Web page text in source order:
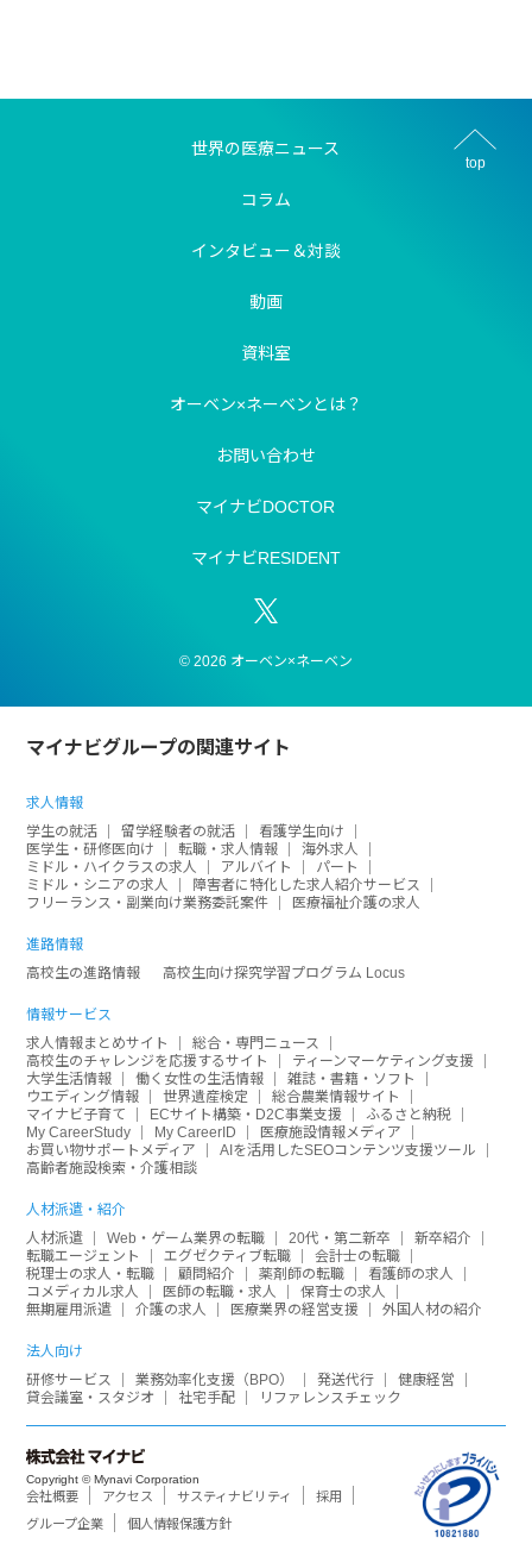
top
世界の医療ニュース
コラム
インタビュー＆対談
動画
資料室
オーベン×ネーベンとは？
お問い合わせ
マイナビDOCTOR
マイナビRESIDENT
© 2026 オーベン×ネーベン
マイナビグループの関連サイト
求人情報
学生の就活
留学経験者の就活
看護学生向け
医学生・研修医向け
転職・求人情報
海外求人
ミドル・ハイクラスの求人
アルバイト
パート
ミドル・シニアの求人
障害者に特化した求人紹介サービス
フリーランス・副業向け業務委託案件
医療福祉介護の求人
進路情報
高校生の進路情報
高校生向け探究学習プログラム Locus
情報サービス
求人情報まとめサイト
総合・専門ニュース
高校生のチャレンジを応援するサイト
ティーンマーケティング支援
大学生活情報
働く女性の生活情報
雑誌・書籍・ソフト
ウエディング情報
世界遺産検定
総合農業情報サイト
マイナビ子育て
ECサイト構築・D2C事業支援
ふるさと納税
My CareerStudy
My CareerID
医療施設情報メディア
お買い物サポートメディア
AIを活用したSEOコンテンツ支援ツール
高齢者施設検索・介護相談
人材派遣・紹介
人材派遣
Web・ゲーム業界の転職 20代・第二新卒
新卒紹介
転職エージェント
エグゼクティブ転職
会計士の転職
税理士の求人・転職
顧問紹介 薬剤師の転職
看護師の求人
コメディカル求人
医師の転職・求人
保育士の求人
無期雇用派遣
介護の求人 医療業界の経営支援 外国人材の紹介
法人向け
研修サービス
業務効率化支援（BPO） 発送代行
健康経営
貸会議室・スタジオ
社宅手配 リファレンスチェック
Copyright © Mynavi Corporation
会社概要 アクセス サスティナビリティ
採用
グループ企業
個人情報保護方針